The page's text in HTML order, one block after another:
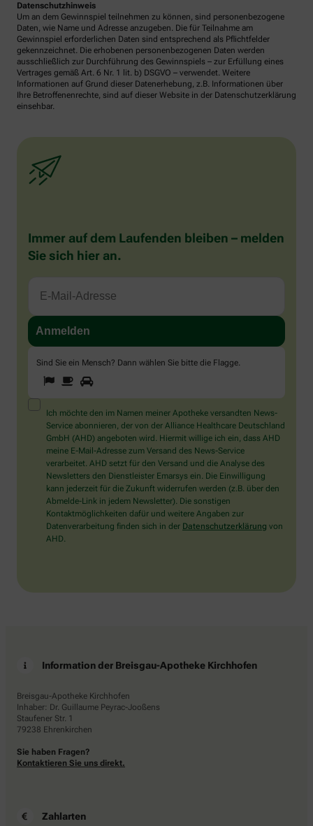
Datenschutzhinweis
Um an dem Gewinnspiel teilnehmen zu können, sind personenbezogene
Daten, wie Name und Adresse anzugeben. Die für Teilnahme am
Gewinnspiel erforderlichen Daten sind entsprechend als Pflichtfelder
gekennzeichnet. Die erhobenen personenbezogenen Daten werden
ausschließlich zur Durchführung des Gewinnspiels – zur Erfüllung eines
Vertrages gemäß Art. 6 Nr. 1 lit. b) DSGVO – verwendet. Weitere
Informationen auf Grund dieser Datenerhebung, z.B. Informationen über
Ihre Betroffenenrechte, sind auf dieser Website in der Datenschutzerklärung
einsehbar.
Immer auf dem Laufenden bleiben – melden
Sie sich hier an.
Sind Sie ein Mensch? Dann wählen Sie bitte die Flagge.
Sind
Sie
ein
Mensch?
Dann
wählen
Sie
bitte
die
Flagge.
1 2
Ich möchte den im Namen meiner Apotheke versandten News-
Service abonnieren, der von der Alliance Healthcare Deutschland
GmbH (AHD) angeboten wird. Hiermit willige ich ein, dass AHD
meine E-Mail-Adresse zum Versand des News-Service
verarbeitet. AHD setzt für den Versand und die Analyse des
Newsletters den Dienstleister Emarsys ein. Die Einwilligung
kann jederzeit für die Zukunft widerrufen werden (z.B. über den
Abmelde-Link in jedem Newsletter). Die sonstigen
Kontaktmöglichkeiten dafür und weitere Angaben zur
Datenverarbeitung finden sich in der Datenschutzerklärung von
AHD.
Information der Breisgau-Apotheke Kirchhofen
Breisgau-Apotheke Kirchhofen
Inhaber: Dr. Guillaume Peyrac-Jooßens
Staufener Str. 1
79238 Ehrenkirchen
Sie haben Fragen?
Kontaktieren Sie uns direkt.
Zahlarten